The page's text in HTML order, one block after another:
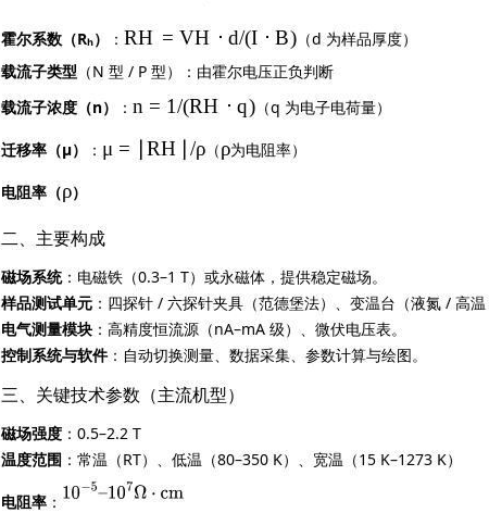
霍尔系数（Rₕ） ： RH = VH ⋅ d/(I ⋅ B) （d 为样品厚度）
载流子类型 （N 型 / P 型）：由霍尔电压正负判断
载流子浓度（n）
： n = 1/(RH ⋅ q) （q 为电子电荷量）
迁移率（μ） ： μ = ∣RH ∣/ρ（ρ为电阻率）
电阻率（ρ）
二、主要构成
磁场系统：电磁铁（0.3–1 T）或永磁体，提供稳定磁场。
样品测试单元：四探针 / 六探针夹具（范德堡法）、变温台（液氮 / 高
电气测量模块：高精度恒流源（nA–mA 级）、微伏电压表。
控制系统与软件：自动切换测量、数据采集、参数计算与绘图。
三、关键技术参数（主流机型）
磁场强度：0.5–2.2 T
温度范围 ：常温（RT）、低温（80–350 K）、宽温（15 K–1273 K）
电阻率：